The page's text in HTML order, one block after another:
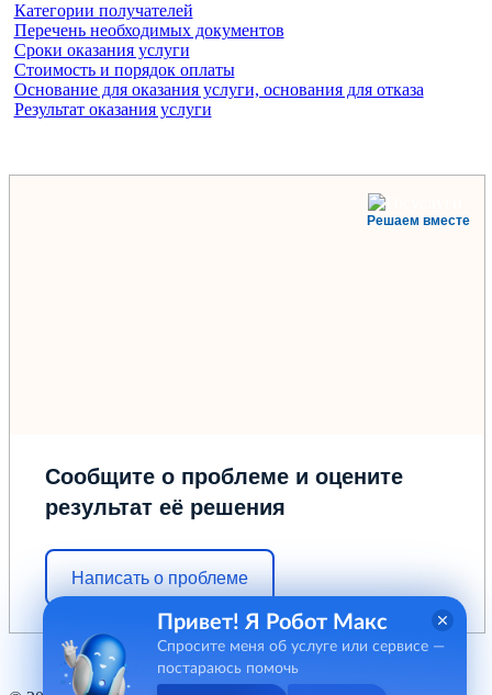
Категории получателей
Перечень необходимых документов
Сроки оказания услуги
Стоимость и порядок оплаты
Основание для оказания услуги, основания для отказа
Результат оказания услуги
Решаем вместе
Сообщите о проблеме и оцените
результат её решения
Написать о проблеме
Привет! Я Робот Макс
Спросите меня об услуге или сервисе —
постараюсь помочь